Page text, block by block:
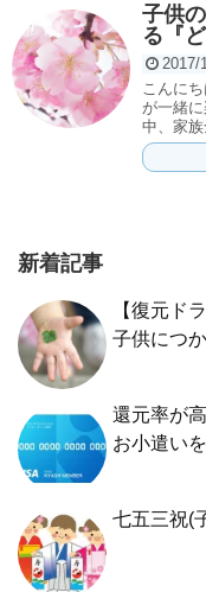
子供
る『
2017/
こんに
が一緒
中、家族
新着記事
【復元ド
子供につ
還元率が
お小遣い
七五三祝(